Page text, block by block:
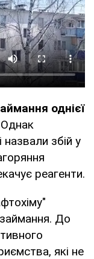
однієї
Однак
збій у
реагенти.
До
які не